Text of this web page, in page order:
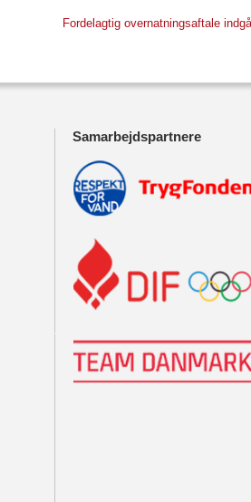
Fordelagtig overnatningsaftale
Samarbejdspartnere